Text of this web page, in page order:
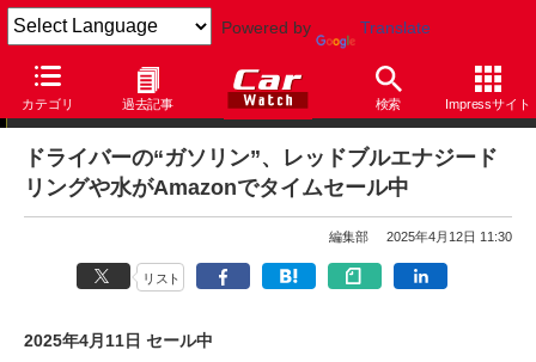
Powered by Translate
カテゴリ 過去記事 検索 Impressサイト
【セール情報】本日のPICK UP
ドライバーの“ガソリン”、レッドブルエナジード
リングや水がAmazonでタイムセール中
編集部 2025年4月12日 11:30
リスト
2025年4月11日 セール中